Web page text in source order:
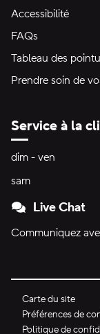
Accessibilité
FAQs
Tableau des
Prendre soin de
Service à la
Heures d'ouverture:
dim - ven
sam
Live Chat
Communiquez
Carte du site
Préférences de
Politique de